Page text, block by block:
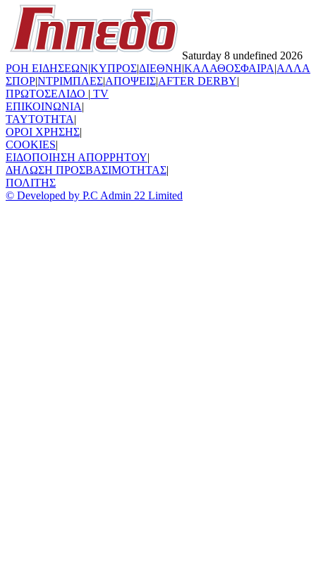
Saturday 8 undefined 2026
ΡΟΗ ΕΙΔΗΣΕΩΝ|ΚΥΠΡΟΣ|ΔΙΕΘΝΗ|ΚΑΛΑΘΟΣΦΑΙΡΑ|ΑΛΛΑ
ΣΠΟΡ|ΝΤΡΙΜΠΛΕΣ|ΑΠΟΨΕΙΣ|AFTER DERBY|
ΠΡΩΤΟΣΕΛΙΔΟ | TV
ΕΠΙΚΟΙΝΩΝΙΑ|
TAYTOTHTA|
ΟΡΟΙ ΧΡΗΣΗΣ|
COOKIES|
ΕΙΔΟΠΟΙΗΣΗ ΑΠΟΡΡΗΤΟΥ|
ΔΗΛΩΣΗ ΠΡΟΣΒΑΣΙΜΟΤΗΤΑΣ|
ΠΟΛΙΤΗΣ
© Developed by P.C Admin 22 Limited